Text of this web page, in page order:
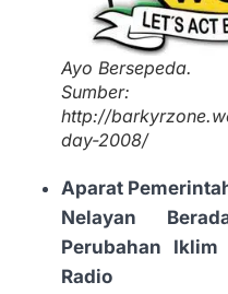
Ayo Bersepeda.
Sumber:
http://
day-2008/
Aparat
Nelayan
Perubahan
Radio